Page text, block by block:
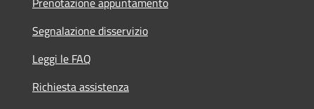
Segnalazione disservizio
Leggi le FAQ
Richiesta assistenza